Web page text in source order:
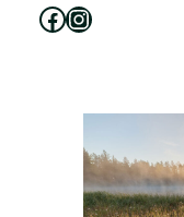
Facebook Instagram